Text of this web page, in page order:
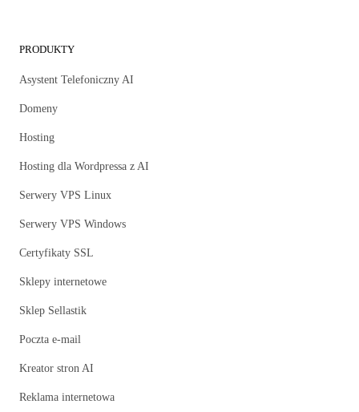
PRODUKTY
Asystent Telefoniczny AI
Domeny
Hosting
Hosting dla Wordpressa z AI
Serwery VPS Linux
Serwery VPS Windows
Certyfikaty SSL
Sklepy internetowe
Sklep Sellastik
Poczta e-mail
Kreator stron AI
Reklama internetowa